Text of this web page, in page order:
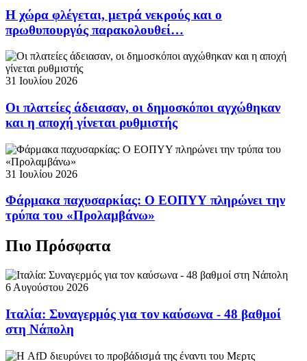
Η χώρα φλέγεται, μετρά νεκρούς και ο
πρωθυπουργός παρακολουθεί…
31 Ιουλίου 2026
Οι πλατείες άδειασαν, οι δημοσκόποι αγχώθηκαν
και η αποχή γίνεται ρυθμιστής
31 Ιουλίου 2026
Φάρμακα παχυσαρκίας: Ο ΕΟΠΥΥ πληρώνει την
τρύπα του «Προλαμβάνω»
Πιο Πρόσφατα
6 Αυγούστου 2026
Ιταλία: Συναγερμός για τον καύσωνα - 48 βαθμοί
στη Νάπολη